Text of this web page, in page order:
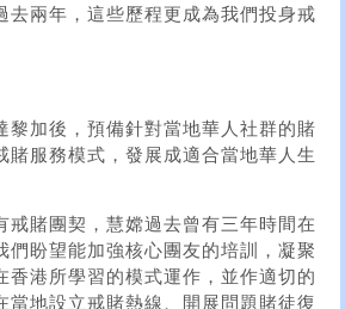
去兩年，這些歷程更成為我們投身戒
黎加後，預備針對當地華人社群的賭
賭服務模式，發展成適合當地華人生
戒賭團契，慧嫦過去曾有三年時間在
們盼望能加強核心團友的培訓，凝聚
香港所學習的模式運作，並作適切的
當地設立戒賭熱線、開展問題賭徒復